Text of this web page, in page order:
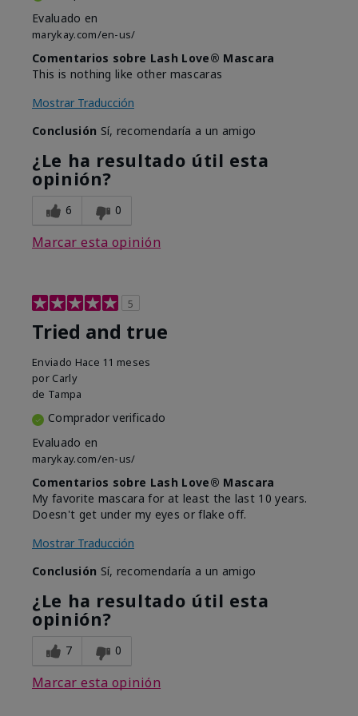
Evaluado en
marykay.com/en-us/
Comentarios sobre Lash Love® Mascara
This is nothing like other mascaras
Mostrar Traducción
Conclusión Sí, recomendaría a un amigo
¿Le ha resultado útil esta
opinión?
6 0
Marcar esta opinión
5
Tried and true
Enviado Hace 11 meses
por Carly
de Tampa
Comprador verificado
Evaluado en
marykay.com/en-us/
Comentarios sobre Lash Love® Mascara
My favorite mascara for at least the last 10 years.
Doesn't get under my eyes or flake off.
Mostrar Traducción
Conclusión Sí, recomendaría a un amigo
¿Le ha resultado útil esta
opinión?
7 0
Marcar esta opinión